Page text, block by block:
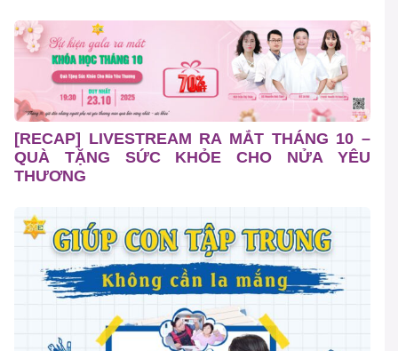
[RECAP] LIVESTREAM RA MẮT THÁNG 10 –
QUÀ TẶNG SỨC KHỎE CHO NỬA YÊU
THƯƠNG